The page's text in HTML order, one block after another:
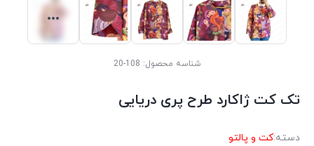
شناسه محصول: 108-20
تک کت ژاکارد طرح پری دریایی
دسته:کت و پالتو